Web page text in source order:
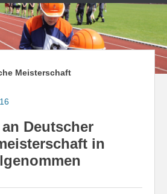
Meisterschaft
Deutscher
in